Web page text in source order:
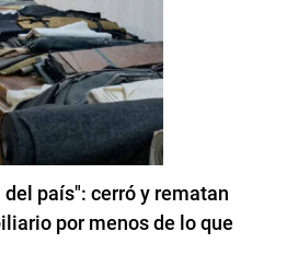
país": cerró y rematan
por menos de lo que